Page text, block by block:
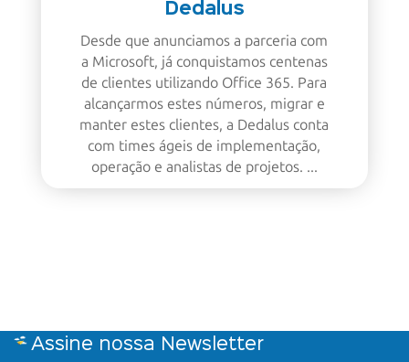
Dedalus
Desde que anunciamos a parceria com
a Microsoft, já conquistamos centenas
de clientes utilizando Office 365. Para
alcançarmos estes números, migrar e
manter estes clientes, a Dedalus conta
com times ágeis de implementação,
operação e analistas de projetos. ...
Assine nossa Newsletter